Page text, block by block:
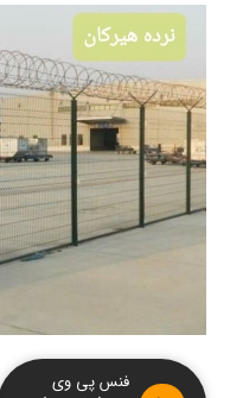
فنس پی وی